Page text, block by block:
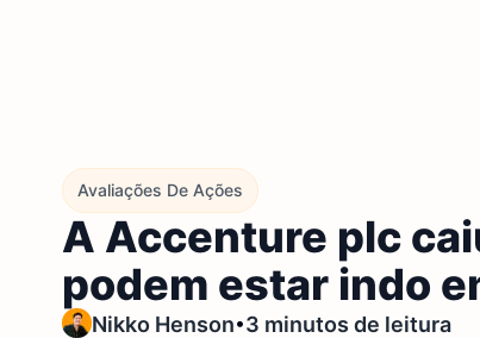
Avaliações De Ações
A Accenture plc
podem estar indo
Nikko Henson•3 minutos de leitura